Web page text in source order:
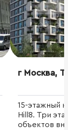
г Москва,
15-этажный
Hill8. Три
объектов